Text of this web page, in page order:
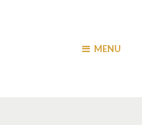
MENU